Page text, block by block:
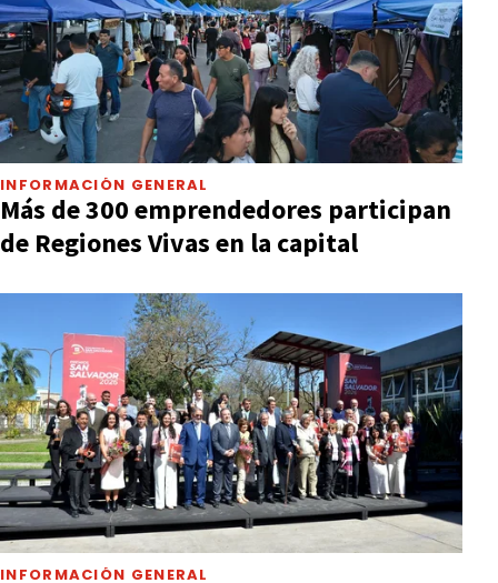
INFORMACIÓN GENERAL
Más de 300 emprendedores participan
de Regiones Vivas en la capital
INFORMACIÓN GENERAL